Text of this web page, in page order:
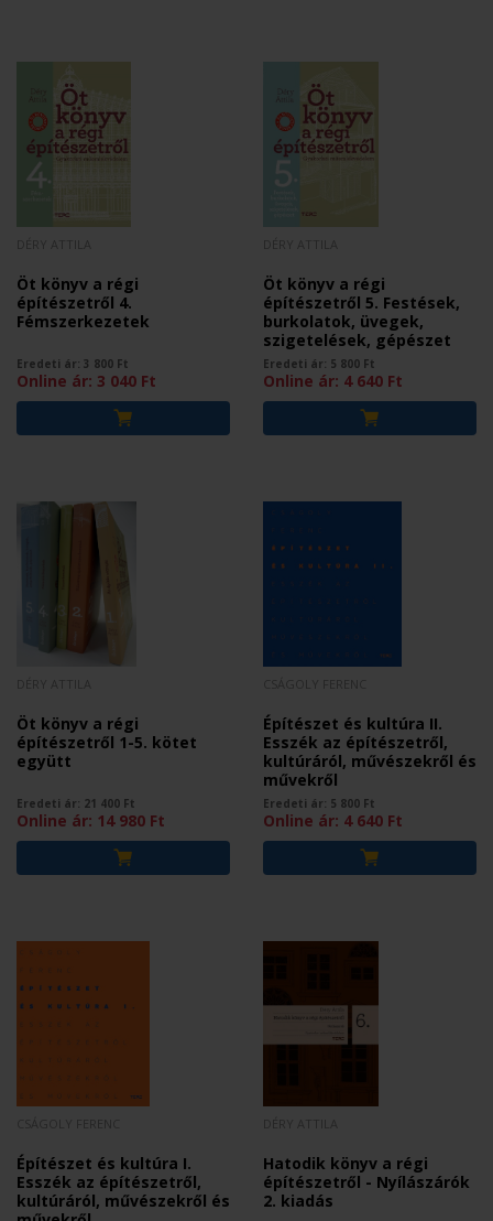
Öt könyv a régi
építészetről 4.
Fémszerkezetek
Eredeti ár: 3 800 Ft
Online ár: 3 040 Ft
Öt könyv a régi
építészetről 5. Festések,
burkolatok, üvegek,
szigetelések, gépészet
Eredeti ár: 5 800 Ft
Online ár: 4 640 Ft
Öt könyv a régi
építészetről 1-5. kötet
együtt
Eredeti ár: 21 400 Ft
Online ár: 14 980 Ft
Építészet és kultúra II.
Esszék az építészetről,
kultúráról, művészekről és
művekről
Eredeti ár: 5 800 Ft
Online ár: 4 640 Ft
Építészet és kultúra I.
Esszék az építészetről,
kultúráról, művészekről és
Hatodik könyv a régi
építészetről - Nyílászárók
2. kiadás